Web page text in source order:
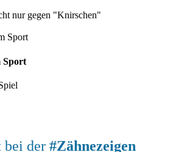
nur gegen "Knirschen"
Sport
bei der #Zähnezeigen